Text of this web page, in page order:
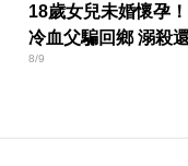
18歲女兒未婚懷孕
冷血父騙回鄉 溺殺
8/9